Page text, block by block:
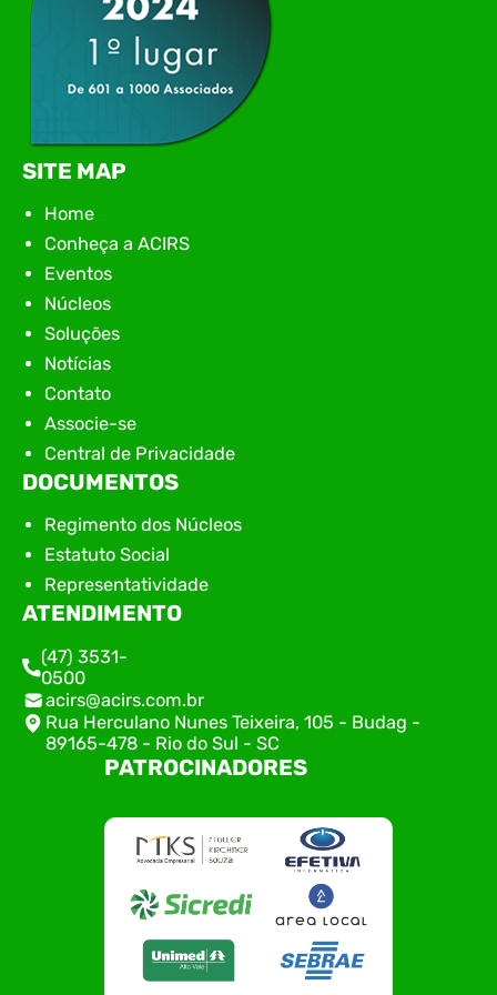
SITE MAP
Home
Conheça a ACIRS
Eventos
Núcleos
Soluções
Notícias
Contato
Associe-se
Central de Privacidade
DOCUMENTOS
Regimento dos Núcleos
Estatuto Social
Representatividade
ATENDIMENTO
(47) 3531-
0500
acirs@acirs.com.br
Rua Herculano Nunes Teixeira, 105 - Budag -
89165-478 - Rio do Sul - SC
PATROCINADORES